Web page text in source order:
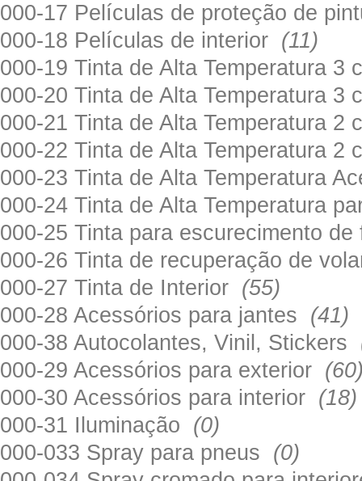
000-17 Películas de proteção de
000-18 Películas de interior (11)
000-19 Tinta de Alta Temperatura
000-20 Tinta de Alta Temperatura
000-21 Tinta de Alta Temperatura
000-22 Tinta de Alta Temperatura
000-23 Tinta de Alta Temperatura
000-24 Tinta de Alta Temperatura
000-25 Tinta para escurecimento
000-26 Tinta de recuperação de
000-27 Tinta de Interior (55)
000-28 Acessórios para jantes (41)
000-38 Autocolantes, Vinil, Stickers
000-29 Acessórios para exterior
000-30 Acessórios para interior (18)
000-31 Iluminação (0)
000-033 Spray para pneus (0)